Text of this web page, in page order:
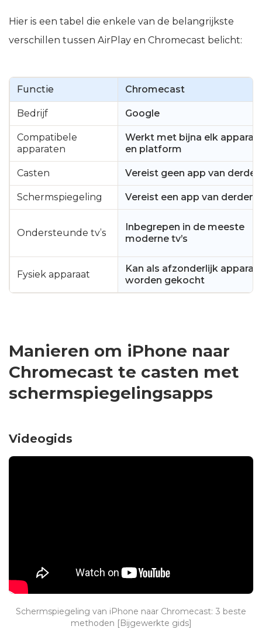
Hier is een tabel die enkele van de belangrijkste
verschillen tussen AirPlay en Chromecast belicht:
Functie Chromecast
Bedrijf Google
Compatibele
apparaten
Werkt met bijna elk
en platform
Casten Vereist geen app van derden
Schermspiegeling Vereist een app van derden
Ondersteunde tv’s
Inbegrepen in de meeste
moderne tv’s
Fysiek apparaat
Kan als afzonderlijk
worden gekocht
Manieren om iPhone naar
Chromecast te casten met
schermspiegelingsapps
Videogids
Schermspiegeling van iPhone naar Chromecast: 3 beste
methoden [Bijgewerkte gids]